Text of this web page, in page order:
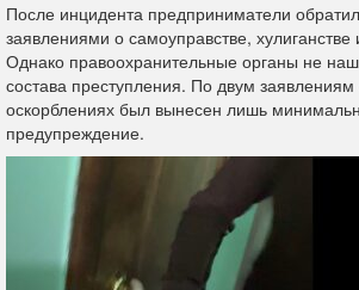
После инцидента предприниматели
заявлениями о самоуправстве, хулиганстве
Однако правоохранительные органы не
состава преступления. По двум
оскорблениях был вынесен лишь
предупреждение.